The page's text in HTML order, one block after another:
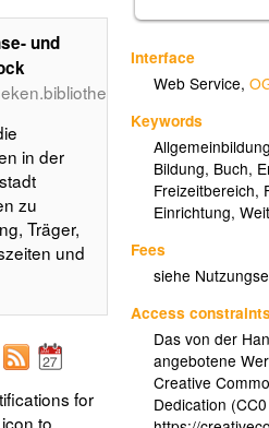
Interface
Web Service,
Keywords
Bildung, Buch,
Freizeitbereich,
Einrichtung,
Fees
siehe
Access
Das von der
angebotene
Creative
Dedication
und
in der
zu
Träger,
und
for
to